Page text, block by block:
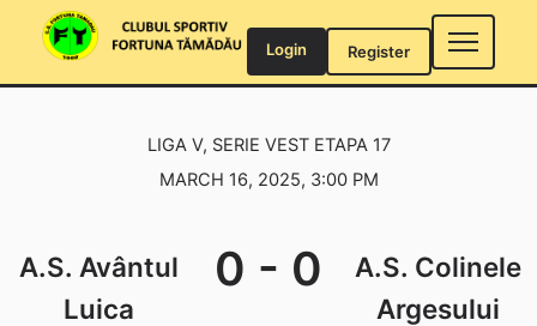
Login Register
LIGA V, SERIE VEST ETAPA 17
MARCH 16, 2025, 3:00 PM
A.S. Avântul
Luica
0 - 0
A.S. Colinele
Argesului